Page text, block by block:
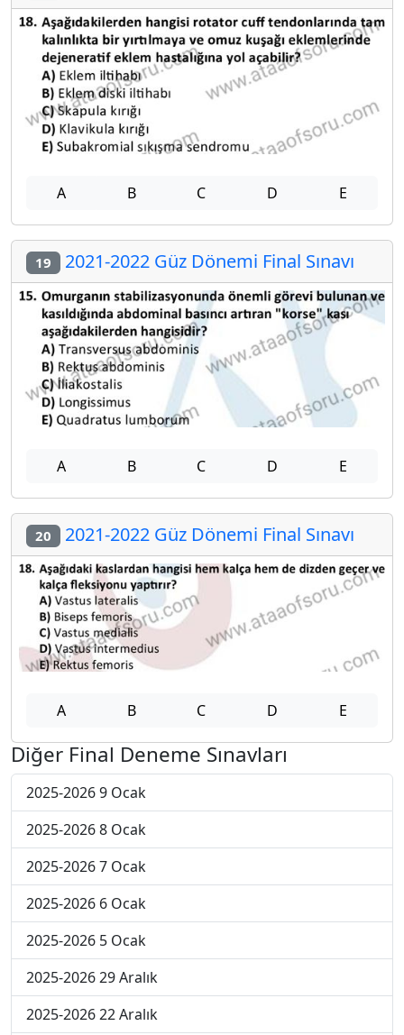
A B C D E
19 2021-2022 Güz Dönemi Final Sınavı
A B C D E
20 2021-2022 Güz Dönemi Final Sınavı
A B C D E
Diğer Final Deneme Sınavları
2025-2026 9 Ocak
2025-2026 8 Ocak
2025-2026 7 Ocak
2025-2026 6 Ocak
2025-2026 5 Ocak
2025-2026 29 Aralık
2025-2026 22 Aralık